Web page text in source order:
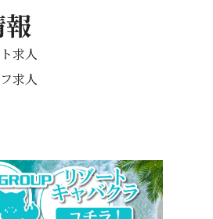
求人
求人